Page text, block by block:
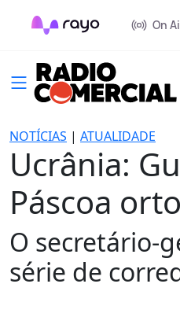
On
NOTÍCIAS | ATUALIDADE
Ucrânia:
Páscoa
O secretário-
série de